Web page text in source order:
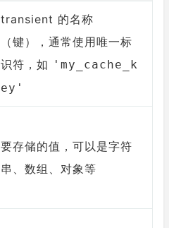
transient 的名称
（键），通常使用唯一标
识符，如
'my_cache_k
ey'
要存储的值，可以是字符
串、数组、对象等